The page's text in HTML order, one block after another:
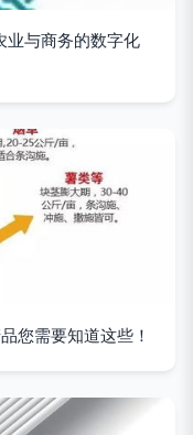
业与商务的数字化
您需要知道这些！